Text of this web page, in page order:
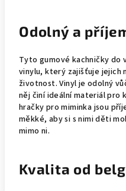
Odolný a
Tyto gumové kachničky do
vinylu, který zajišťuje jejich
životnost. Vinyl je odolný
něj činí ideální materiál pro
hračky pro miminka jsou
měkké, aby si s nimi děti
mimo ni.
Kvalita od